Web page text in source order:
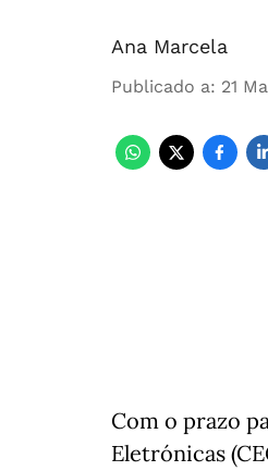
Ana Marcela
Publicado a: 21
Com o prazo
Eletrónicas